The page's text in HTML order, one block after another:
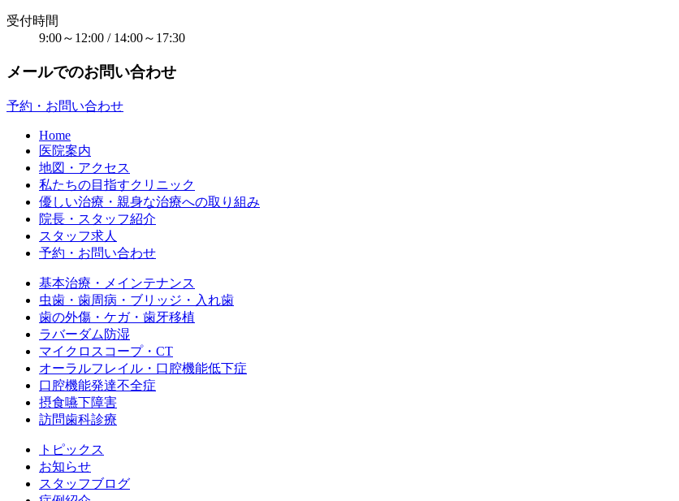
受付時間
9:00～12:00 / 14:00～17:30
メールでのお問い合わせ
予約・お問い合わせ
Home
医院案内
地図・アクセス
私たちの目指すクリニック
優しい治療・親身な治療への取り組み
院長・スタッフ紹介
スタッフ求人
予約・お問い合わせ
基本治療・メインテナンス
虫歯・歯周病・ブリッジ・入れ歯
歯の外傷・ケガ・歯牙移植
ラバーダム防湿
マイクロスコープ・CT
オーラルフレイル・口腔機能低下症
口腔機能発達不全症
摂食嚥下障害
訪問歯科診療
トピックス
お知らせ
スタッフブログ